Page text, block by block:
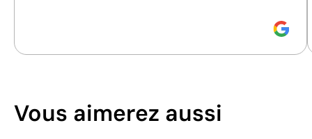
Impression
Vous aimerez aussi